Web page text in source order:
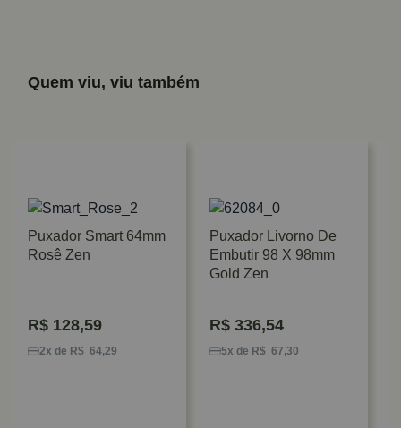
Quem viu, viu também
Puxador Smart 64mm
Rosê Zen
R$ 128,59
2x de R$ 64,29
Puxador Livorno De
Embutir 98 X 98mm
Gold Zen
R$ 336,54
5x de R$ 67,30